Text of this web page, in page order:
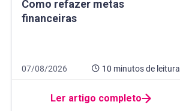
Como refazer metas
financeiras
Data de publicação 7 de agosto de 2026
07/08/2026 10 minutosde leitura
10 minutos de leitura
Ler artigo completo